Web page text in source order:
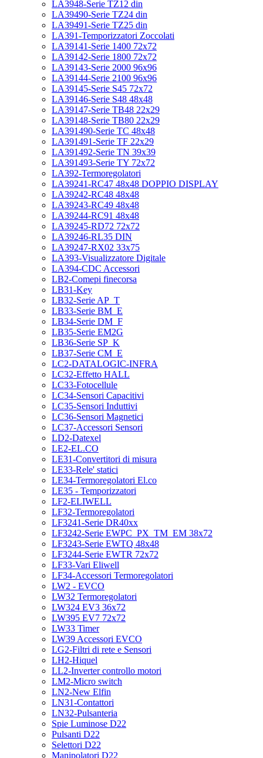
LA3948-Serie TZ12 din
LA39490-Serie TZ24 din
LA39491-Serie TZ25 din
LA391-Temporizzatori Zoccolati
LA39141-Serie 1400 72x72
LA39142-Serie 1800 72x72
LA39143-Serie 2000 96x96
LA39144-Serie 2100 96x96
LA39145-Serie S45 72x72
LA39146-Serie S48 48x48
LA39147-Serie TB48 22x29
LA39148-Serie TB80 22x29
LA391490-Serie TC 48x48
LA391491-Serie TF 22x29
LA391492-Serie TN 39x39
LA391493-Serie TY 72x72
LA392-Termoregolatori
LA39241-RC47 48x48 DOPPIO DISPLAY
LA39242-RC48 48x48
LA39243-RC49 48x48
LA39244-RC91 48x48
LA39245-RD72 72x72
LA39246-RL35 DIN
LA39247-RX02 33x75
LA393-Visualizzatore Digitale
LA394-CDC Accessori
LB2-Comepi finecorsa
LB31-Key
LB32-Serie AP_T
LB33-Serie BM_E
LB34-Serie DM_F
LB35-Serie EM2G
LB36-Serie SP_K
LB37-Serie CM_E
LC2-DATALOGIC-INFRA
LC32-Effetto HALL
LC33-Fotocellule
LC34-Sensori Capacitivi
LC35-Sensori Induttivi
LC36-Sensori Magnetici
LC37-Accessori Sensori
LD2-Datexel
LE2-EL.CO
LE31-Convertitori di misura
LE33-Rele' statici
LE34-Termoregolatori El.co
LE35 - Temporizzatori
LF2-ELIWELL
LF32-Termoregolatori
LF3241-Serie DR40xx
LF3242-Serie EWPC_PX_TM_EM 38x72
LF3243-Serie EWTQ 48x48
LF3244-Serie EWTR 72x72
LF33-Vari Eliwell
LF34-Accessori Termoregolatori
LW2 - EVCO
LW32 Termoregolatori
LW324 EV3 36x72
LW395 EV7 72x72
LW33 Timer
LW39 Accessori EVCO
LG2-Filtri di rete e Sensori
LH2-Hiquel
LL2-Inverter controllo motori
LM2-Micro switch
LN2-New Elfin
LN31-Contattori
LN32-Pulsanteria
Spie Luminose D22
Pulsanti D22
Selettori D22
Manipolatori D22